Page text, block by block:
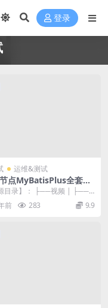
登录
运维&测试
点MyBatisPlus全套视
程，mybatis百科大全式
，深入浅出实战精讲
源目录】： ├──视频 | ├──0
课程导读.m...
前 283 9.9